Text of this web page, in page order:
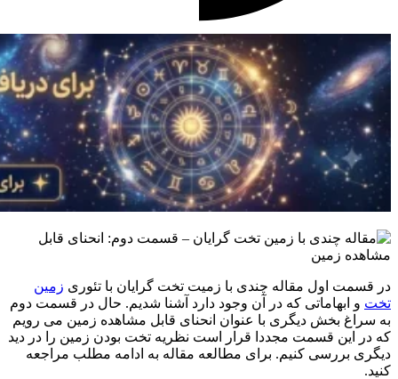
در قسمت اول مقاله چندی با زمیت تخت گرایان با تئوری زمین
تخت و ابهاماتی که در آن وجود دارد آشنا شدیم. حال در قسمت دوم
به سراغ بخش دیگری با عنوان انحنای قابل مشاهده زمین می رویم
که در این قسمت مجددا قرار است نظریه تخت بودن زمین را در دید
دیگری بررسی کنیم. برای مطالعه مقاله به ادامه مطلب مراجعه
کنید.